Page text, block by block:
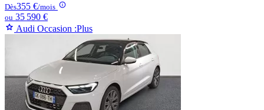
Dès355 €/mois
ou 35 590 €
Audi Occasion :Plus